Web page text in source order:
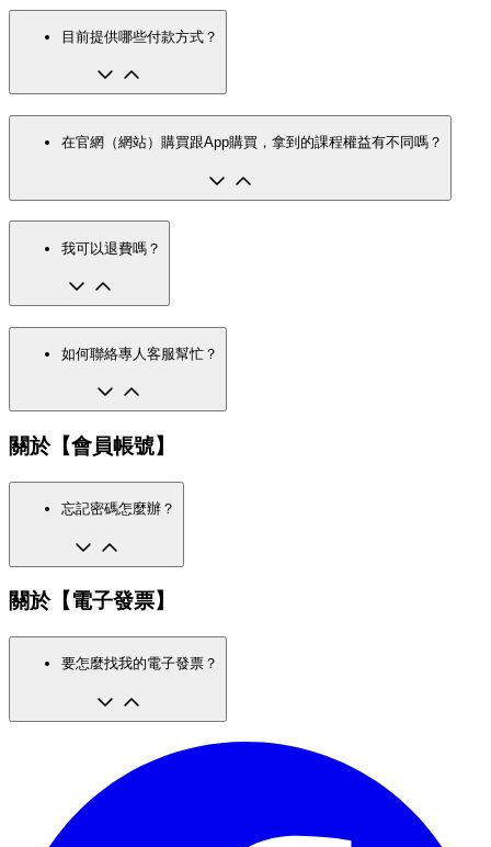
目前提供哪些付款方式？
在官網（網站）購買跟App購買，拿到的課程權益有不同嗎？
我可以退費嗎？
如何聯絡專人客服幫忙？
關於【會員帳號】
忘記密碼怎麼辦？
關於【電子發票】
要怎麼找我的電子發票？